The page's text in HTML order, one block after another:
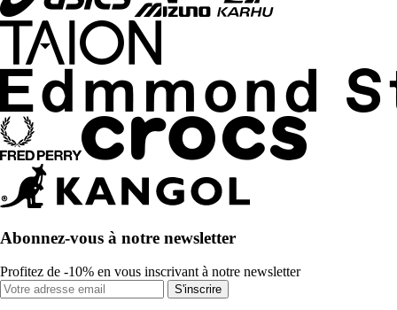
Abonnez-vous à notre newsletter
Profitez de -10% en vous inscrivant à notre newsletter
S'inscrire